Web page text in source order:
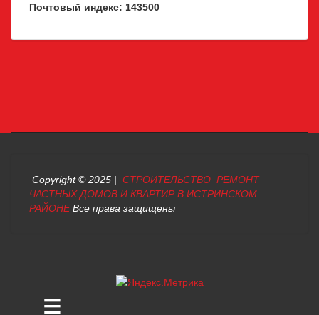
Почтовый индекс: 143500
Copyright © 2025 | СТРОИТЕЛЬСТВО РЕМОНТ
ЧАСТНЫХ ДОМОВ И КВАРТИР В ИСТРИНСКОМ
РАЙОНЕВсе права защищены
≡